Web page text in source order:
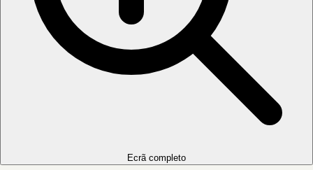
Ecrã completo